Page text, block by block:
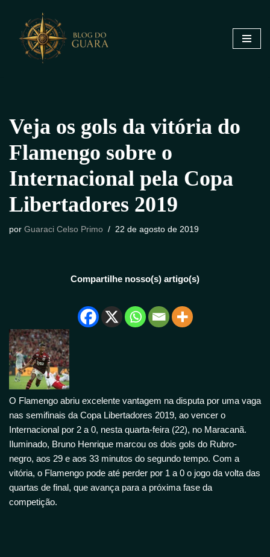
Pular
para
Veja os gols da vitória do
Flamengo sobre o
Internacional pela Copa
Libertadores 2019
por Guaraci Celso Primo 22 de agosto de 2019
Compartilhe nosso(s) artigo(s)
O Flamengo abriu excelente vantagem na disputa por uma vaga
nas semifinais da Copa Libertadores 2019, ao vencer o
Internacional por 2 a 0, nesta quarta-feira (22), no Maracanã.
Iluminado, Bruno Henrique marcou os dois gols do Rubro-
negro, aos 29 e aos 33 minutos do segundo tempo. Com a
vitória, o Flamengo pode até perder por 1 a 0 o jogo da volta das
quartas de final, que avança para a próxima fase da
competição.